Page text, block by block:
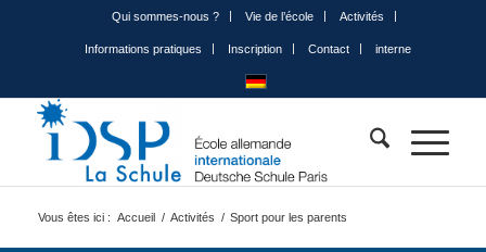
Qui sommes-nous ? Vie de l’école Activités
Informations pratiques Inscription Contact interne
Vous êtes ici : Accueil / Activités / Sport pour les parents